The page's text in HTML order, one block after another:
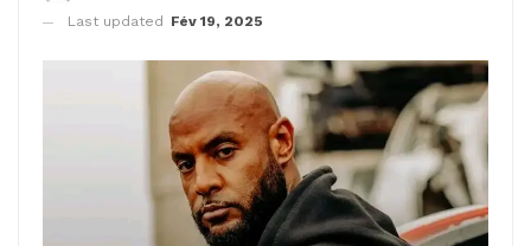
Last updated
Fév 19, 2025